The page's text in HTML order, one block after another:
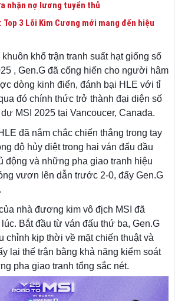
nhận nợ lương tuyển thủ
Top 3 Lõi Kim Cương mới mang đến hiệu
khổ trận tranh suất hạt giống số
, Gen.G đã cống hiến cho người hâm
dòng kinh điển, đánh bại HLE với tỉ
đó chính thức trở thành đại diện số
MSI 2025 tại Vancoucer, Canada.
đã nắm chắc chiến thắng trong tay
độ hủy diệt trong hai ván đấu đầu
động và những pha giao tranh hiệu
vươn lên dẫn trước 2-0, đẩy Gen.G
nhà đương kim vô địch MSI đã
Bắt đầu từ ván đấu thứ ba, Gen.G
chỉnh kịp thời về mặt chiến thuật và
lại thế trận bằng khả năng kiểm soát
pha giao tranh tổng sắc nét.